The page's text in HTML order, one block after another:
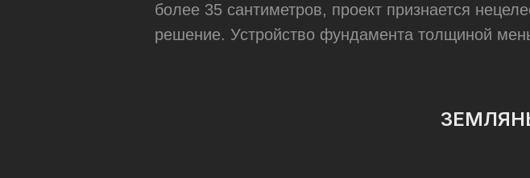
более 35 сантиметров, проект признается
решение. Устройство фундамента толщиной